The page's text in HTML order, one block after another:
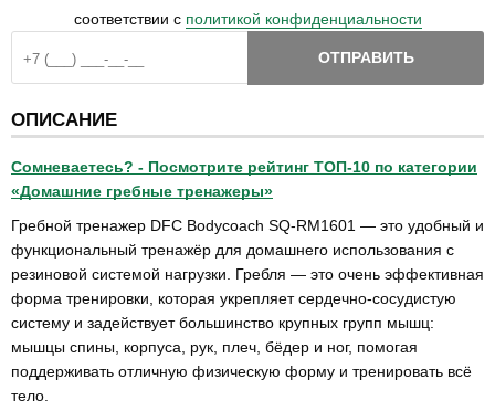
соответствии с политикой конфиденциальности
ОТПРАВИТЬ
ОПИСАНИЕ
Сомневаетесь? - Посмотрите рейтинг ТОП-10 по категории
«Домашние гребные тренажеры»
Гребной тренажер DFC Bodycoach SQ-RM1601 — это удобный и
функциональный тренажёр для домашнего использования с
резиновой системой нагрузки. Гребля — это очень эффективная
форма тренировки, которая укрепляет сердечно-сосудистую
систему и задействует большинство крупных групп мышц:
мышцы спины, корпуса, рук, плеч, бёдер и ног, помогая
поддерживать отличную физическую форму и тренировать всё
тело.